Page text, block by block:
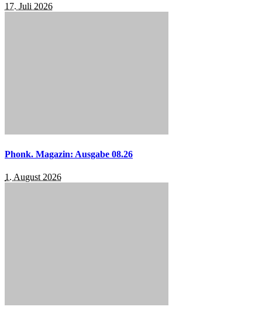
17. Juli 2026
Phonk. Magazin: Ausgabe 08.26
1. August 2026